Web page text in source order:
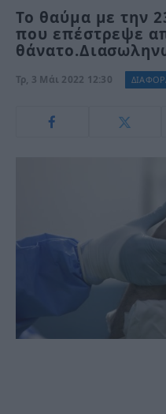
Το θαύμα με την
που επέστρεψε
Τρ, 3 Μάι 2022 12:30